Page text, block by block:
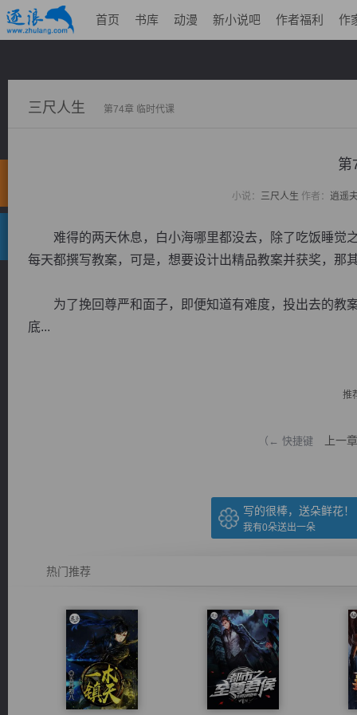
首页 书库 动漫 新小说吧 作者福利 作
三尺人生 第74章 临时代课
第
小说： 三尺人生 作者： 逍遥
难得的两天休息，白小海哪里都没去，除了吃饭睡觉
每天都撰写教案，可是，想要设计出精品教案并获奖，那
为了挽回尊严和面子，即便知道有难度，投出去的教
底...
推
（← 快捷键 上一章
写的很棒，送朵鲜花！
我有0朵送出一朵
热门推荐